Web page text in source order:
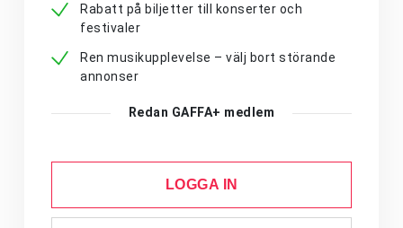
Rabatt på biljetter till konserter och
festivaler
Ren musikupplevelse – välj bort störande
annonser
Redan GAFFA+ medlem
LOGGA IN